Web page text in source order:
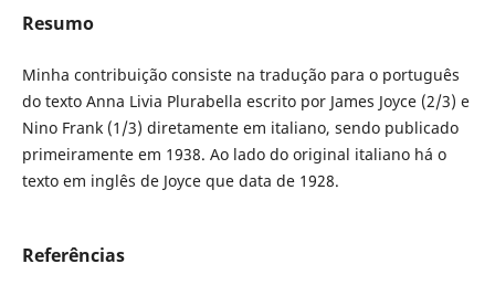
Resumo
Minha contribuição consiste na tradução para o português
do texto Anna Livia Plurabella escrito por James Joyce (2/3) e
Nino Frank (1/3) diretamente em italiano, sendo publicado
primeiramente em 1938. Ao lado do original italiano há o
texto em inglês de Joyce que data de 1928.
Referências